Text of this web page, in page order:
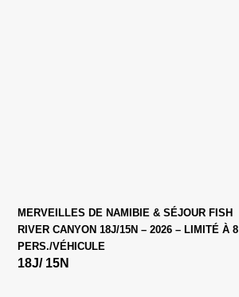
MERVEILLES DE NAMIBIE & SÉJOUR FISH
RIVER CANYON 18J/15N – 2026 – LIMITÉ À 8
PERS./VÉHICULE
18J/ 15N